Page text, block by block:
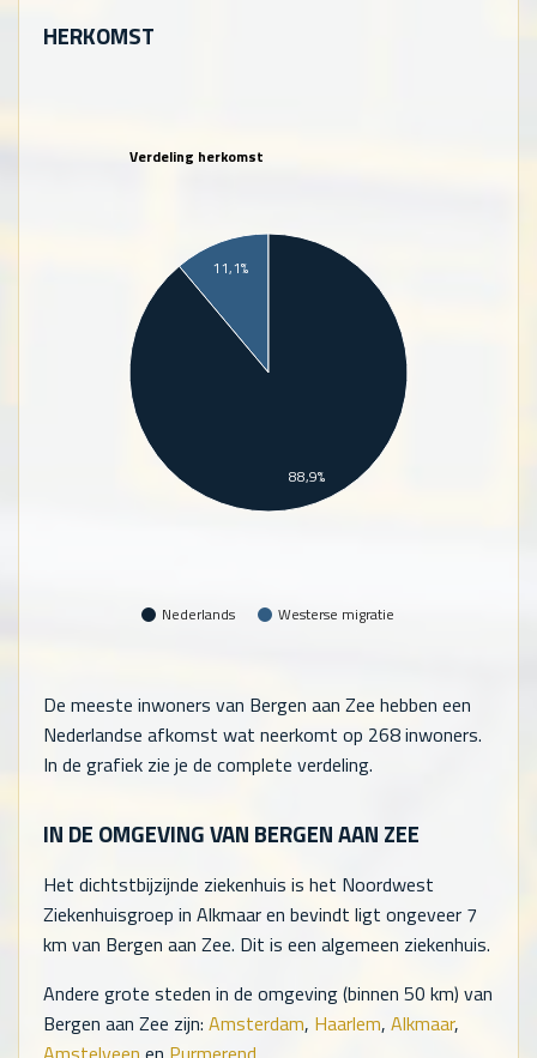
HERKOMST
Verdeling herkomst
Nederlands Westerse migratie
11,1%
88,9%
De meeste inwoners van Bergen aan Zee hebben een
Nederlandse afkomst wat neerkomt op 268inwoners.
In de grafiek zie je de complete verdeling.
IN DE OMGEVING VAN BERGEN AAN ZEE
Het dichtstbijzijnde ziekenhuis is het Noordwest
Ziekenhuisgroep in Alkmaar en bevindt ligt ongeveer 7
km van Bergen aan Zee. Dit is een algemeen ziekenhuis.
Andere grote steden in de omgeving (binnen 50 km) van
Bergen aan Zee zijn: Amsterdam, Haarlem, Alkmaar,